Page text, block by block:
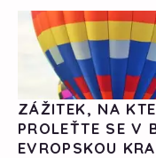
ZÁŽITEK, NA
PROLEŤTE SE V
EVROPSKOU